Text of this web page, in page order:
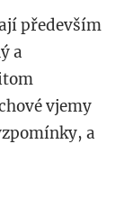
především
a
vjemy
a